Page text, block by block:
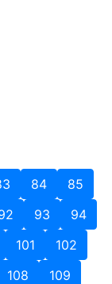
84
85
93
94
101
102
108
109